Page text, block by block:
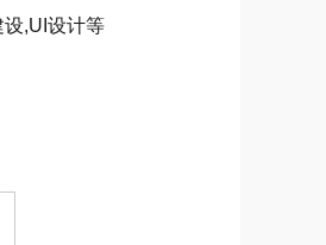
,UI设计等